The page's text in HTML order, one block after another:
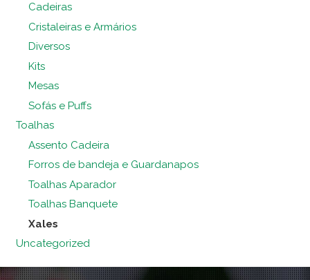
Cadeiras
Cristaleiras e Armários
Diversos
Kits
Mesas
Sofás e Puffs
Toalhas
Assento Cadeira
Forros de bandeja e Guardanapos
Toalhas Aparador
Toalhas Banquete
Xales
Uncategorized